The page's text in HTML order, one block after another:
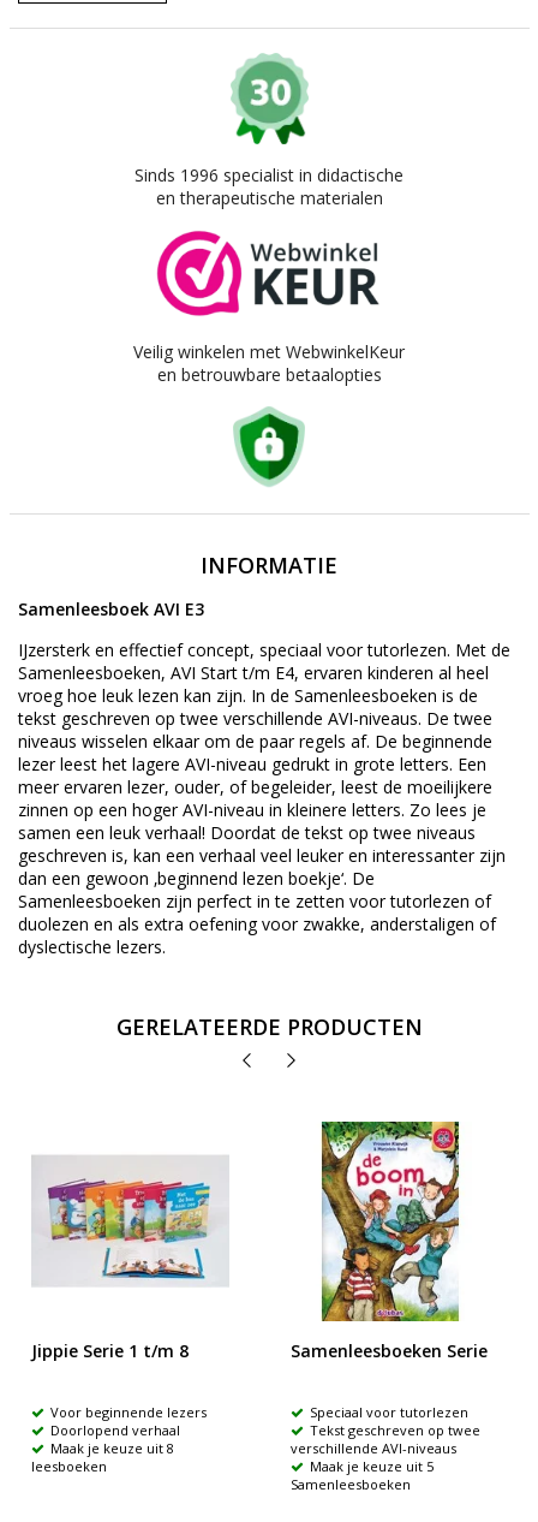
Sinds 1996 specialist in didactische
en therapeutische materialen
Veilig winkelen met WebwinkelKeur
en betrouwbare betaalopties
INFORMATIE
Samenleesboek AVI E3
IJzersterk en effectief concept, speciaal voor tutorlezen. Met de
Samenleesboeken, AVI Start t/m E4, ervaren kinderen al heel
vroeg hoe leuk lezen kan zijn. In de Samenleesboeken is de
tekst geschreven op twee verschillende AVI-niveaus. De twee
niveaus wisselen elkaar om de paar regels af. De beginnende
lezer leest het lagere AVI-niveau gedrukt in grote letters. Een
meer ervaren lezer, ouder, of begeleider, leest de moeilijkere
zinnen op een hoger AVI-niveau in kleinere letters. Zo lees je
samen een leuk verhaal! Doordat de tekst op twee niveaus
geschreven is, kan een verhaal veel leuker en interessanter zijn
dan een gewoon ‚beginnend lezen boekje‘. De
Samenleesboeken zijn perfect in te zetten voor tutorlezen of
duolezen en als extra oefening voor zwakke, anderstaligen of
dyslectische lezers.
GERELATEERDE PRODUCTEN
Jippie Serie 1 t/m 8
Voor beginnende lezers
Doorlopend verhaal
Maak je keuze uit 8
leesboeken
Samenleesboeken Serie
Speciaal voor tutorlezen
Tekst geschreven op twee
verschillende AVI-niveaus
Maak je keuze uit 5
Samenleesboeken